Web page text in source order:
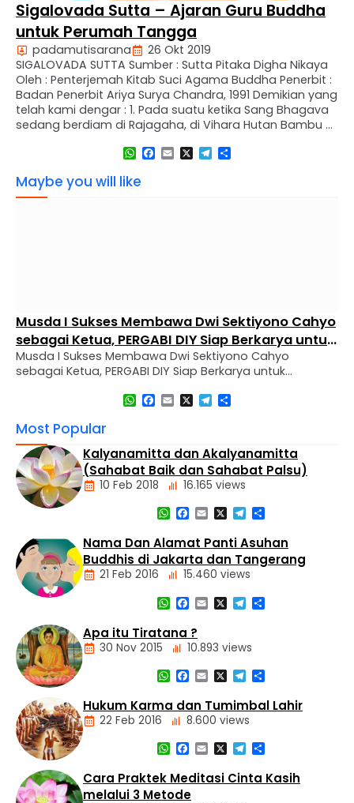
Sigalovada Sutta – Ajaran Guru Buddha
untuk Perumah Tangga
padamutisarana
26 Okt 2019
SIGALOVADA SUTTA Sumber : Sutta Pitaka Digha Nikaya
Oleh : Penterjemah Kitab Suci Agama Buddha Penerbit :
Badan Penerbit Ariya Surya Chandra, 1991 Demikian yang
telah kami dengar : 1. Pada suatu ketika Sang Bhagava
sedang berdiam di Rajagaha, di Vihara Hutan Bambu di
waktu itu, Sigala Putra kepala keluarga, …
WhatsApp
Facebook
Email
X Telegram
Maybe you will like
Musda I Sukses Membawa Dwi Sektiyono Cahyo
sebagai Ketua, PERGABI DIY Siap Berkarya untuk
Kemajuan Pendidikan Agama Buddha
Musda I Sukses Membawa Dwi Sektiyono Cahyo
sebagai Ketua, PERGABI DIY Siap Berkarya untuk
November 2024 – Perkumpulan Guru Agama Buddha
Musyawarah Daerah (MUSDA) I pemilihan dan
pembentukan pengurus sekaligus melaksanakan
pelantikan pengurus baru untuk periode 2024-2027.
Kegiatan ini diselenggarakan di Vihara Dharma Wijaya,
…
WhatsApp
Facebook
Email
X Telegram
Most Popular
Kalyanamitta dan Akalyanamitta
(Sahabat Baik dan Sahabat Palsu)
10 Feb 2018 16.165 views
WhatsApp
Facebook
Email
X Telegram
Share
Tempat
Buddhis
Berita
Daerah
Nasional
Panti
Asuhan
Nama Dan Alamat Panti Asuhan
Buddhis di Jakarta dan Tangerang
21 Feb 2016 15.460 views
WhatsApp
Facebook
Email
X Telegram
Share
Dasar
Agama
Buddha
Tiga
Mustika
Apa itu Tiratana ?
30 Nov 2015 10.893 views
WhatsApp
Facebook
Email
X Telegram
Share
Artikel
Dasar
Hukum Karma dan Tumimbal Lahir
22 Feb 2016 8.600 views
WhatsApp
Facebook
Email
X Telegram
Share
Cara Praktek Meditasi Cinta Kasih
melalui 3 Metode